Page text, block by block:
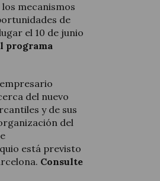
mecanismos
de
el 10 de junio
programa
del nuevo
y de sus
del
está previsto
Consulte